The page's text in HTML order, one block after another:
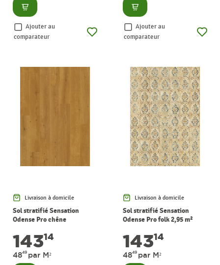
Consulter
Ajouter au
comparateur
Consulter
Ajouter au
comparateur
Livraison à domicile
Sol stratifié Sensation
Odense Pro chêne
14314
4849 par M²
Livraison à domicile
Sol stratifié Sensation
Odense Pro folk 2,95 m²
14314
4849 par M²